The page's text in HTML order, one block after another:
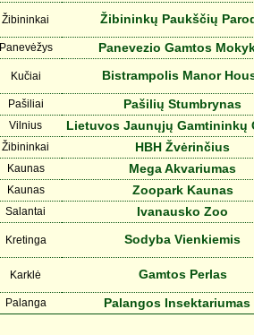
Žibininkai Žibininkų Paukščių
Panevėžys Panevezio Gamtos
Kučiai Bistrampolis Manor
Pašiliai Pašilių Stumbrynas
Vilnius Lietuvos Jaunųjų Gamtininkų
Žibininkai HBH Žvėrinčius
Kaunas Mega Akvariumas
Kaunas Zoopark Kaunas
Salantai Ivanausko Zoo
Kretinga Sodyba Vienkiemis
Karklė Gamtos Perlas
Palanga Palangos Insektariumas